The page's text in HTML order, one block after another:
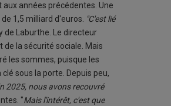
années précédentes. Une
1,5 milliard d'euros.
"C'est lié
de Laburthe. Le directeur
la sécurité sociale. Mais
les sommes, puisque les
sous la porte. Depuis peu,
2025, nous avons recouvré
"Mais l'intérêt, c'est que